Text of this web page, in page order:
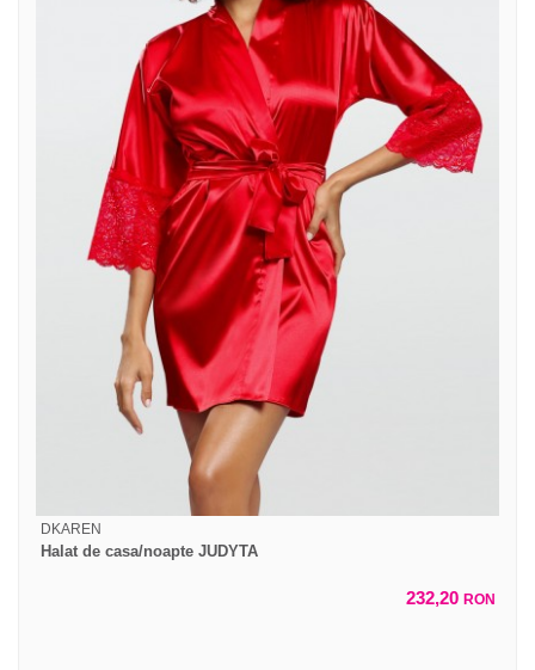
DKAREN
Halat de casa/noapte JUDYTA
232,20 RON